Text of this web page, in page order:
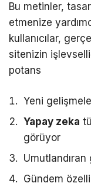
Bu metinler,
etmenize
kullanıcılar,
sitenizin
potans
Yeni
Yapay zeka
görüyor
Gündem